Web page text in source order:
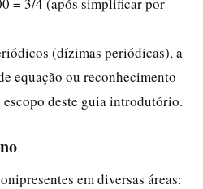
(dízimas periódicas), a
equação ou reconhecimento
escopo deste guia introdutório.
em diversas áreas: